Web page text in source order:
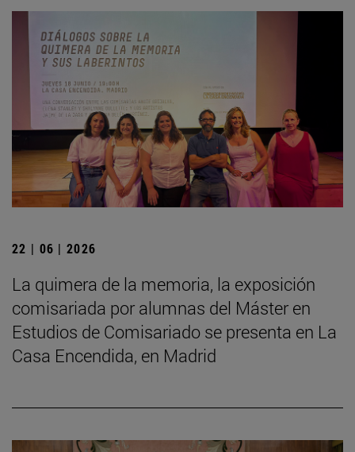
22 | 06 | 2026
La quimera de la memoria, la exposición
comisariada por alumnas del Máster en
Estudios de Comisariado se presenta en La
Casa Encendida, en Madrid